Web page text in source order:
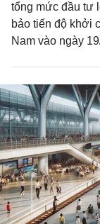
tổng mức đầu tư
bảo tiến độ khởi
Nam vào ngày